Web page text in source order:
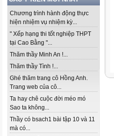
Chương trình hành động thực
hiện nhiệm vụ nhiệm kỳ...
" Xếp hạng thi tốt nghiệp THPT
tại Cao Bằng "...
Thăm thầy Minh An !...
Thăm thầy Tình !...
Ghé thăm trang cô Hồng Anh.
Trang web của cô...
Ta hay chê cuộc đời méo mó
Sao ta không...
Thầy có bsach1 bài tập 10 và 11
mà có...